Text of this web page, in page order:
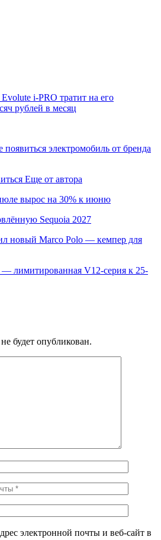
i-PRO тратит на его
рублей в месяц
электромобиль от бренда
Еще от автора
вырос на 30% к июню
Sequoia 2027
новый Marco Polo — кемпер для
— лимитированная V12-серия к 25-
будет опубликован.
электронной почты и веб-сайт в